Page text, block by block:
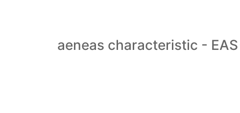
aeneas characteristic - EAS